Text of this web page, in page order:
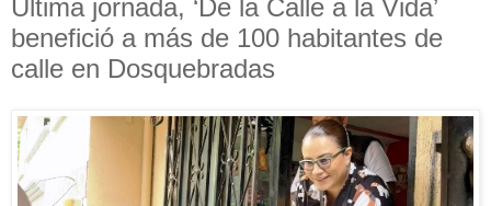
Última jornada, ‘De la Calle a la Vida’
benefició a más de 100 habitantes de
calle en Dosquebradas